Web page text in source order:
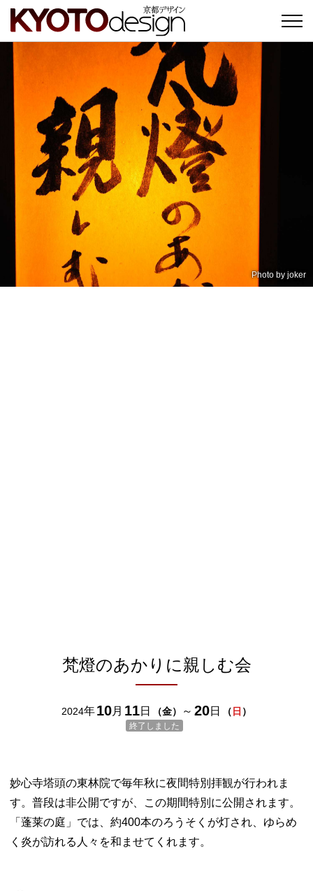
Photo by joker
梵燈のあかりに親しむ会
終了しました
2024年10月 11日 （金） ～ 20日 （ 日 ）
妙心寺塔頭の東林院で毎年秋に夜間特別拝観が行われま
す。普段は非公開ですが、この期間特別に公開されます。
「蓬莱の庭」では、約400本のろうそくが灯され、ゆらめ
く炎が訪れる人々を和ませてくれます。